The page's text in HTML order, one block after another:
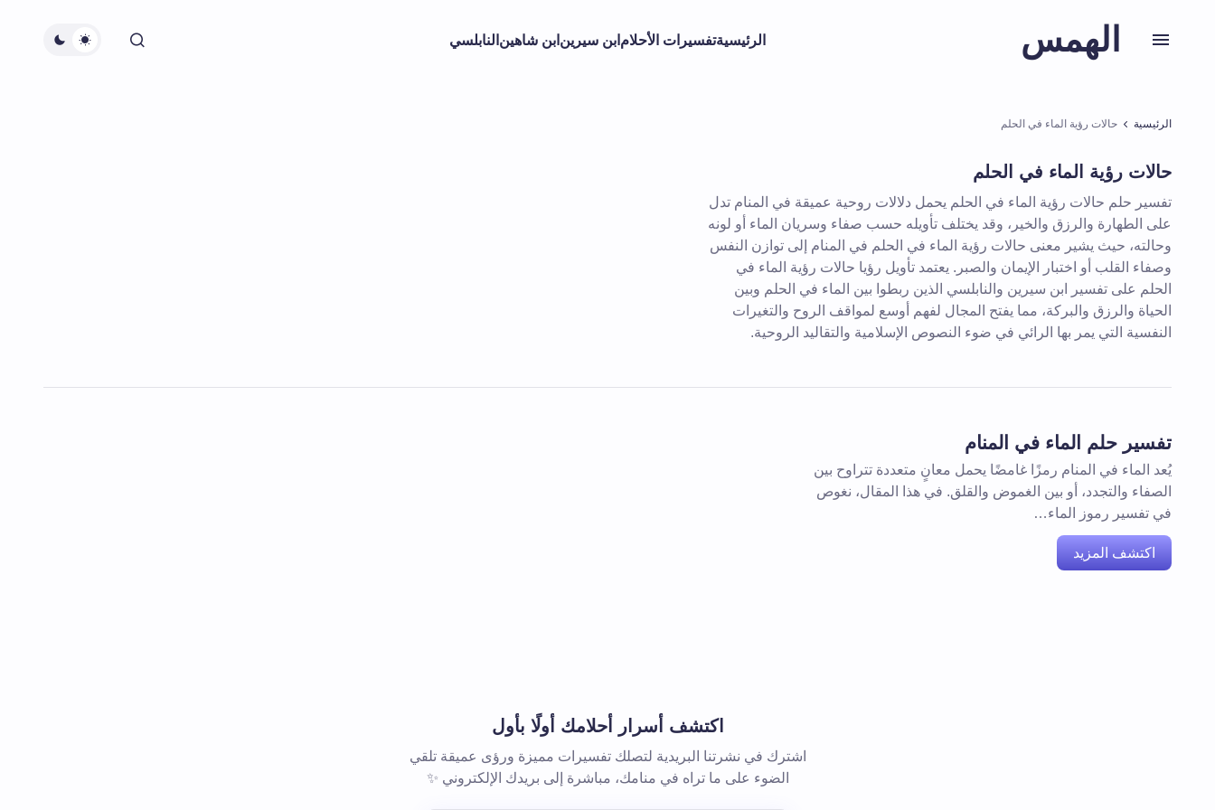
الهمس الرئيسيةتفسيرات الأحلام ابن سيرين ابن شاهين النابلسي
الرئيسية حالات رؤية الماء في الحلم
حالات رؤية الماء في الحلم
تفسير حلم حالات رؤية الماء في الحلم يحمل دلالات روحية عميقة في المنام تدل
على الطهارة والرزق والخير، وقد يختلف تأويله حسب صفاء وسريان الماء أو لونه
وحالته، حيث يشير معنى حالات رؤية الماء في الحلم في المنام إلى توازن النفس
وصفاء القلب أو اختبار الإيمان والصبر. يعتمد تأويل رؤيا حالات رؤية الماء في
الحلم على تفسير ابن سيرين والنابلسي الذين ربطوا بين الماء في الحلم وبين
الحياة والرزق والبركة، مما يفتح المجال لفهم أوسع لمواقف الروح والتغيرات
النفسية التي يمر بها الرائي في ضوء النصوص الإسلامية والتقاليد الروحية.
تفسير حلم الماء في المنام
يُعد الماء في المنام رمزًا غامضًا يحمل معانٍ متعددة تتراوح بين
الصفاء والتجدد، أو بين الغموض والقلق. في هذا المقال، نغوص
في تفسير رموز الماء…
اكتشف المزيد
اكتشف أسرار أحلامك أولًا بأول
اشترك في نشرتنا البريدية لتصلك تفسيرات مميزة ورؤى عميقة تلقي
الضوء على ما تراه في منامك، مباشرة إلى بريدك الإلكتروني ✨